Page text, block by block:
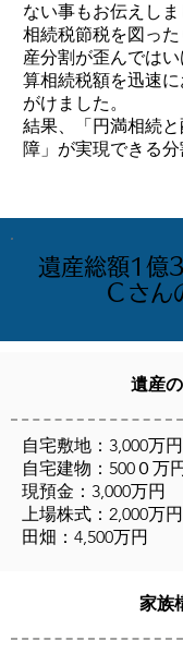
ない事もお伝えしま
相続税節税を図っ
産分割が歪んでは
算相続税額を迅速
がけました。
結果、「円満相続
障」が実現できる分
遺産総額1億
Ｃさん
遺産
自宅敷地：3,000万円
自宅建物：500０万
現預金：3,000万円
上場株式：2,000万円
田畑：4,500万円
家族